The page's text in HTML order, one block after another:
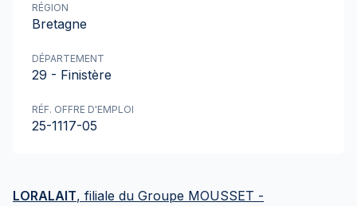
LORALAIT, filiale du Groupe MOUSSET -
RÉGION
Bretagne
DÉPARTEMENT
29 - Finistère
RÉF. OFFRE D'EMPLOI
25-1117-05